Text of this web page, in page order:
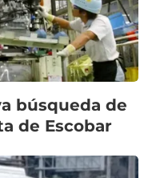
búsqueda de
de Escobar